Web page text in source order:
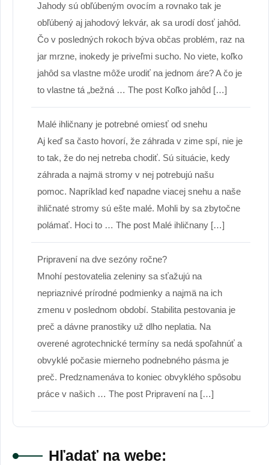
Jahody sú obľúbeným ovocím a rovnako tak je
obľúbený aj jahodový lekvár, ak sa urodí dosť jahôd.
Čo v posledných rokoch býva občas problém, raz na
jar mrzne, inokedy je priveľmi sucho. No viete, koľko
jahôd sa vlastne môže urodiť na jednom áre? A čo je
to vlastne tá „bežná … The post Koľko jahôd […]
Malé ihličnany je potrebné omiesť od snehu
Aj keď sa často hovorí, že záhrada v zime spí, nie je
to tak, že do nej netreba chodiť. Sú situácie, kedy
záhrada a najmä stromy v nej potrebujú našu
pomoc. Napríklad keď napadne viacej snehu a naše
ihličnaté stromy sú ešte malé. Mohli by sa zbytočne
polámať. Hoci to … The post Malé ihličnany […]
Pripravení na dve sezóny ročne?
Mnohí pestovatelia zeleniny sa sťažujú na
nepriaznivé prírodné podmienky a najmä na ich
zmenu v poslednom období. Stabilita pestovania je
preč a dávne pranostiky už dlho neplatia. Na
overené agrotechnické termíny sa nedá spoľahnúť a
obvyklé počasie mierneho podnebného pásma je
preč. Predznamenáva to koniec obvyklého spôsobu
práce v našich … The post Pripravení na […]
Hľadať na webe: